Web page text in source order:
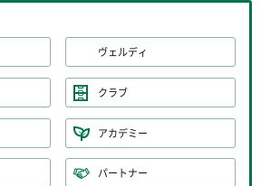
ヴェルディ
クラブ
アカデミー
パートナー